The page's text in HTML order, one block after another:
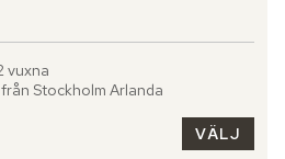
vuxna
Stockholm Arlanda
VÄLJ